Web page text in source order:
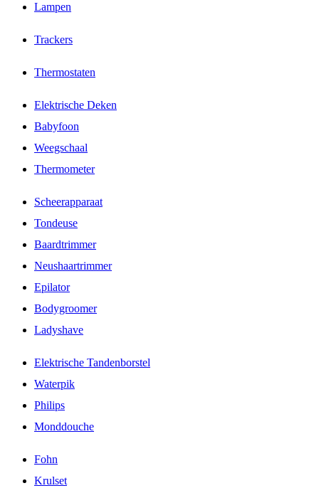
Lampen
Trackers
Thermostaten
Elektrische Deken
Babyfoon
Weegschaal
Thermometer
Scheerapparaat
Tondeuse
Baardtrimmer
Neushaartrimmer
Epilator
Bodygroomer
Ladyshave
Elektrische Tandenborstel
Waterpik
Philips
Monddouche
Fohn
Krulset